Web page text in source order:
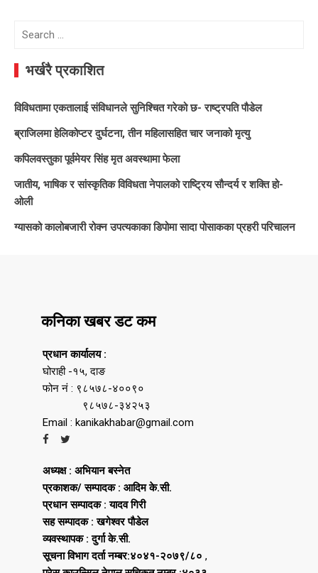
Search
भर्खरै प्रकाशित
विविधतामा एकतालाई संविधानले सुनिश्चित गरेको छ- राष्ट्रपति पौडेल
ब्राजिलमा हेलिकोप्टर दुर्घटना, तीन महिलासहित चार जनाको मृत्यु
कपिलवस्तुका पूर्वमेयर सिंह मृत अवस्थामा फेला
जातीय, भाषिक र सांस्कृतिक विविधता नेपालको राष्ट्रिय सौन्दर्य र शक्ति हो-
ओली
ग्यासको कालोबजारी रोक्न उपत्यकाका डिपोमा सादा पोसाकका प्रहरी परिचालन
कनिका खबर डट कम
प्रधान कार्यालय :
घोराही -१५, दाङ
फोन नं : ९८५७८-४००९०
९८५७८-३४२५३
Email : kanikakhabar@gmail.com
अध्यक्ष : अभियान बस्नेत
प्रकाशक/ सम्पादक : आदिम के.सी.
प्रधान सम्पादक : यादव गिरी
सह सम्पादक : खगेश्वर पौडेल
व्यवस्थापक : दुर्गा के.सी.
सूचना विभाग दर्ता नम्बर:४०४१-२०७९/८० ,